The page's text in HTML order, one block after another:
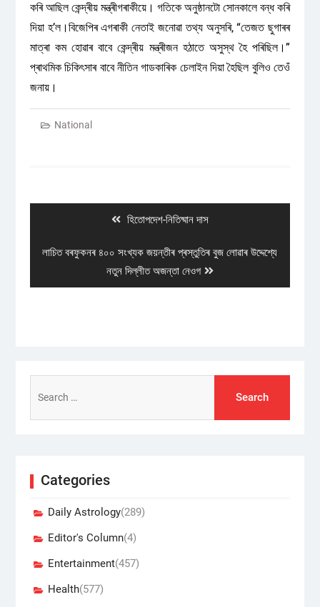
কৰি আছিল কেন্দ্ৰীয় মন্ত্ৰীগৰাকীয়ে। গতিকে অনুষ্ঠানটো সোনকালে বন্ধ কৰি
দিয়া হ’ল।বিজেপিৰ এগৰাকী নেতাই জনোৱা তথ্য অনুসৰি, “তেজত ছুগাৰৰ
মাত্ৰা কম হোৱাৰ বাবে কেন্দ্ৰীয় মন্ত্ৰীজন হঠাতে অসুস্থ হৈ পৰিছিল।”
প্ৰাথমিক চিকিৎসাৰ বাবে নীতিন গাডকাৰিক চেলাইন দিয়া হৈছিল বুলিও তেওঁ
জনায়।
National
Previous
হিতোপদেশ-নিতিষ্মান দাস
Next
লাচিত বৰফুকনৰ ৪০০ সংখ্যক জয়ন্তীৰ প্ৰস্তুতিৰ বুজ লোৱাৰ উদ্দেশ্যে
নতুন দিল্লীত অজন্তা নেওগ
for:
Categories
Daily Astrology(289)
Editor's Column(4)
Entertainment(457)
Health(577)